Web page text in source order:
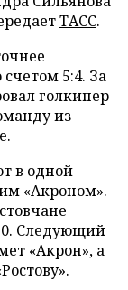
ТАСС.
5:4. За
голкипер
из
в одной
«Акроном».
Следующий
«Акрон», а